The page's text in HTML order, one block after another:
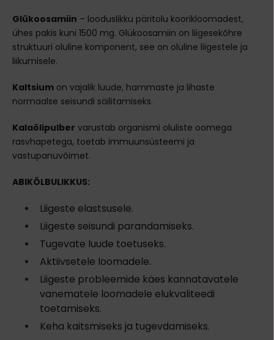
Glükoosamiin – looduslikku päritolu koorikloomadest,
ühes pakis kuni 1500 mg. Glükoosamiin on liigesekõhre
struktuuri oluline komponent, see on oluline liigestele ja
liikumisele.
Kaltsium on vajalik luude, hammaste ja lihaste
normaalse seisundi säilitamiseks.
Kalaõlipulber varustab organismi oluliste oomega
rasvhapetega, toetab immuunsüsteemi ja
vastupanuvõimet.
ABIKÕLBULIKKUS:
Liigeste elastsusele.
Liigeste seisundi parandamiseks.
Tugevate luude toetuseks.
Aktiivsetele loomadele.
Liigeste probleemide käes kannatavatele
vanematele loomadele elukvaliteedi
toetamiseks.
Keha kaitsmiseks ja tugevdamiseks.